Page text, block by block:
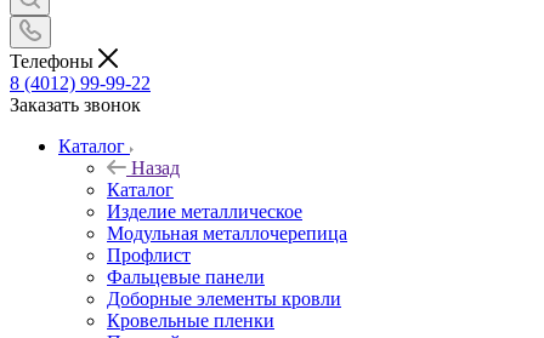
Телефоны
8 (4012) 99-99-22
Заказать звонок
Каталог
Назад
Каталог
Изделие металлическое
Модульная металлочерепица
Профлист
Фальцевые панели
Доборные элементы кровли
Кровельные пленки